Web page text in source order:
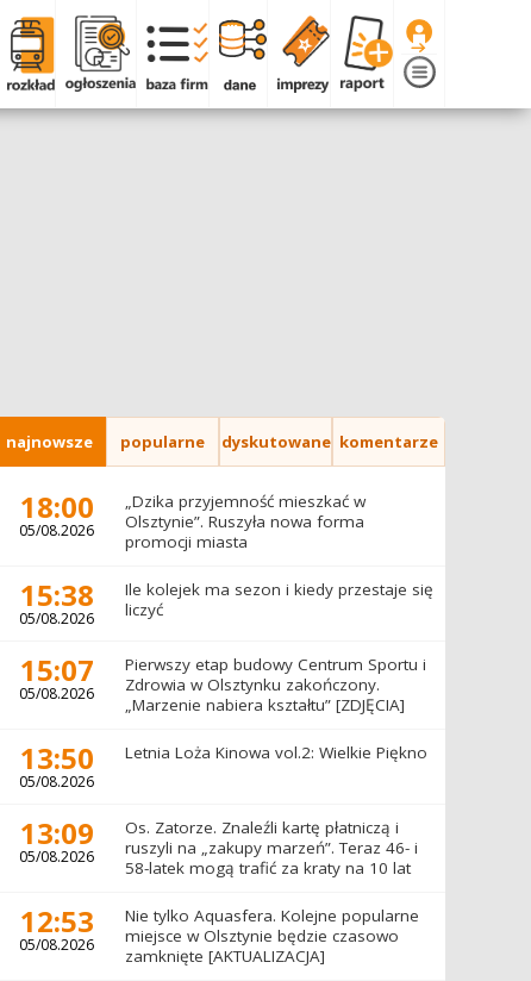
najnowsze popularne dyskutowane komentarze
18:00
05/08.2026
„Dzika przyjemność mieszkać w
Olsztynie”. Ruszyła nowa forma
promocji miasta
15:38
05/08.2026
Ile kolejek ma sezon i kiedy przestaje się
liczyć
15:07
05/08.2026
Pierwszy etap budowy Centrum Sportu i
Zdrowia w Olsztynku zakończony.
„Marzenie nabiera kształtu” [ZDJĘCIA]
13:50
05/08.2026
Letnia Loża Kinowa vol.2: Wielkie Piękno
13:09
05/08.2026
Os. Zatorze. Znaleźli kartę płatniczą i
ruszyli na „zakupy marzeń”. Teraz 46- i
58-latek mogą trafić za kraty na 10 lat
12:53
05/08.2026
Nie tylko Aquasfera. Kolejne popularne
miejsce w Olsztynie będzie czasowo
zamknięte [AKTUALIZACJA]